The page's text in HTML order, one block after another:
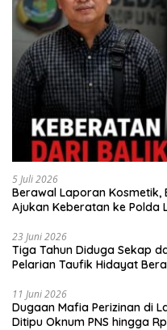
5 Juli 2026
Berawal Laporan Kosmetik,
Ajukan Keberatan ke Polda
23 Juni 2026
Tiga Tahun Diduga Sekap
Pelarian Taufik Hidayat
11 Juni 2026
Dugaan Mafia Perizinan di
Ditipu Oknum PNS hingga